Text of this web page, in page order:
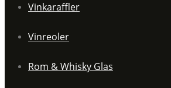
Vinkaraffler
Vinreoler
Rom & Whisky Glas